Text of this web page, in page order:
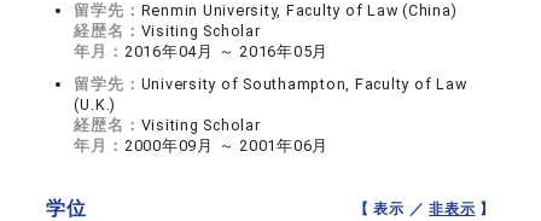
留学先： Renmin University, Faculty of Law (China)
経歴名： Visiting Scholar
年月： 2016年04月 ～ 2016年05月
留学先： University of Southampton, Faculty of Law
(U.K.)
経歴名： Visiting Scholar
年月： 2000年09月 ～ 2001年06月
学位 【 表示 ／非表示 】